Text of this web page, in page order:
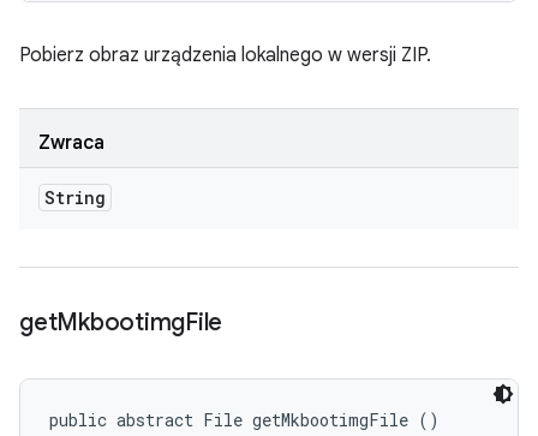
Pobierz obraz urządzenia lokalnego w wersji ZIP.
Zwraca
String
getMkbootimgFile
public abstract File getMkbootimgFile ()